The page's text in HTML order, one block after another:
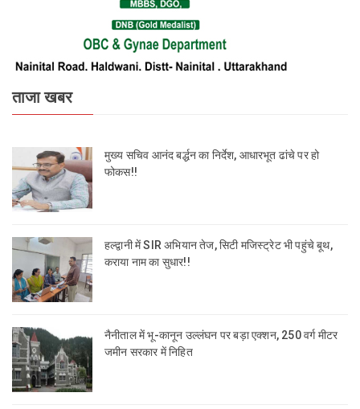
ताजा खबर
मुख्य सचिव आनंद बर्द्धन का निर्देश, आधारभूत ढांचे पर हो
फोकस!!
हल्द्वानी में SIR अभियान तेज, सिटी मजिस्ट्रेट भी पहुंचे बूथ,
कराया नाम का सुधार!!
नैनीताल में भू-कानून उल्लंघन पर बड़ा एक्शन, 250 वर्ग मीटर
जमीन सरकार में निहित